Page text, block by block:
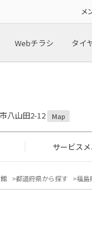
メ
Webチラシ タイ
八山田2-12 Map
サービス
都道府県から探す 福島